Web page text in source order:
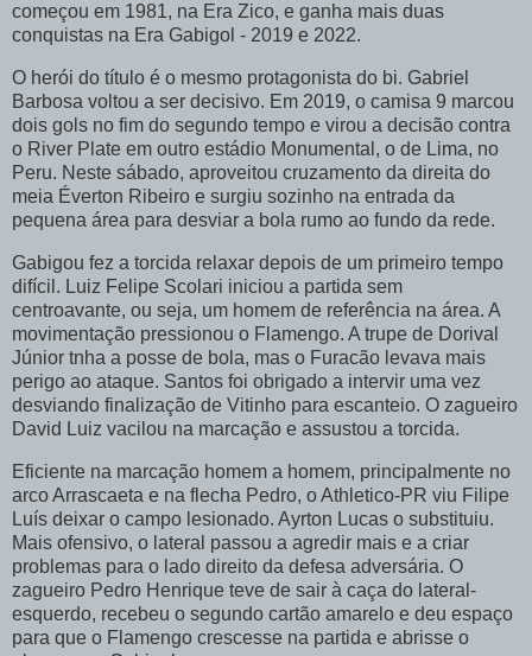
começou em 1981, na Era Zico, e ganha mais duas
conquistas na Era Gabigol - 2019 e 2022.
O herói do título é o mesmo protagonista do bi. Gabriel
Barbosa voltou a ser decisivo. Em 2019, o camisa 9 marcou
dois gols no fim do segundo tempo e virou a decisão contra
o River Plate em outro estádio Monumental, o de Lima, no
Peru. Neste sábado, aproveitou cruzamento da direita do
meia Éverton Ribeiro e surgiu sozinho na entrada da
pequena área para desviar a bola rumo ao fundo da rede.
Gabigou fez a torcida relaxar depois de um primeiro tempo
difícil. Luiz Felipe Scolari iniciou a partida sem
centroavante, ou seja, um homem de referência na área. A
movimentação pressionou o Flamengo. A trupe de Dorival
Júnior tnha a posse de bola, mas o Furacão levava mais
perigo ao ataque. Santos foi obrigado a intervir uma vez
desviando finalização de Vitinho para escanteio. O zagueiro
David Luiz vacilou na marcação e assustou a torcida.
Eficiente na marcação homem a homem, principalmente no
arco Arrascaeta e na flecha Pedro, o Athletico-PR viu Filipe
Luís deixar o campo lesionado. Ayrton Lucas o substituiu.
Mais ofensivo, o lateral passou a agredir mais e a criar
problemas para o lado direito da defesa adversária. O
zagueiro Pedro Henrique teve de sair à caça do lateral-
esquerdo, recebeu o segundo cartão amarelo e deu espaço
para que o Flamengo crescesse na partida e abrisse o